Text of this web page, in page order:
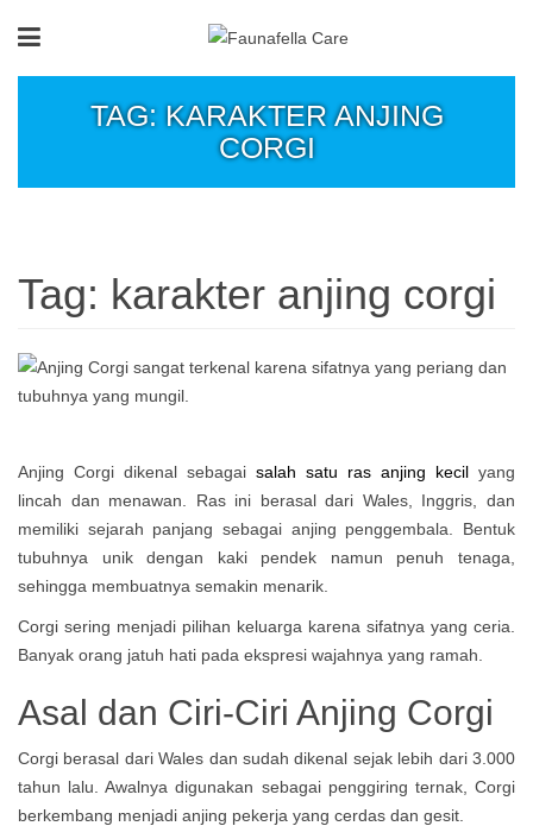
TAG: KARAKTER ANJING
CORGI
Tag: karakter anjing corgi
Anjing Corgi dikenal sebagai salah satu ras anjing kecil yang
lincah dan menawan. Ras ini berasal dari Wales, Inggris, dan
memiliki sejarah panjang sebagai anjing penggembala. Bentuk
tubuhnya unik dengan kaki pendek namun penuh tenaga,
sehingga membuatnya semakin menarik.
Corgi sering menjadi pilihan keluarga karena sifatnya yang ceria.
Banyak orang jatuh hati pada ekspresi wajahnya yang ramah.
Asal dan Ciri-Ciri Anjing Corgi
Corgi berasal dari Wales dan sudah dikenal sejak lebih dari 3.000
tahun lalu. Awalnya digunakan sebagai penggiring ternak, Corgi
berkembang menjadi anjing pekerja yang cerdas dan gesit.